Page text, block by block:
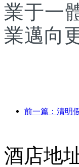
業于一
業邁向
酒店地